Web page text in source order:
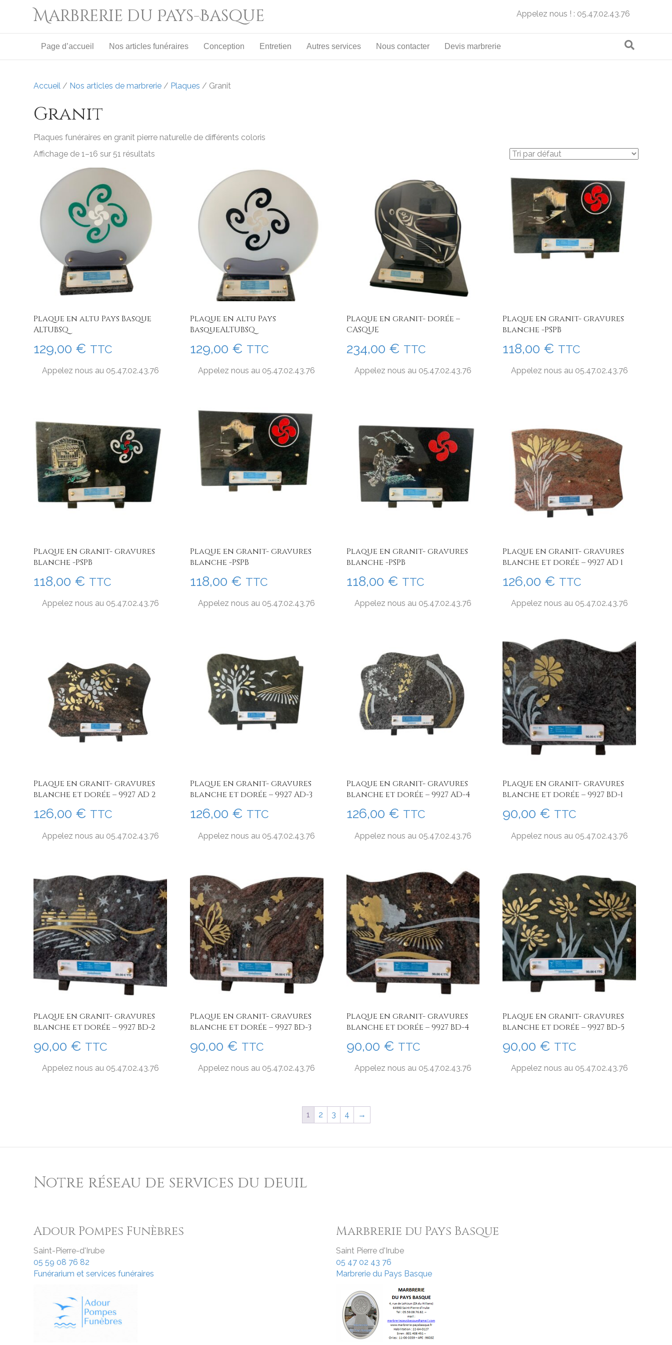
Marbrerie du Pays-Basque Appelez nous ! : 05.47.02.43.76
Page d’accueil Nos articles funéraires Conception Entretien Autres services Nous contacter Devis marbrerie
Accueil / Nos articles de marbrerie / Plaques / Granit
Granit
Plaques funéraires en granit pierre naturelle de différents coloris
Affichage de 1–16 sur 51 résultats
Plaque en altu Pays Basque
ALTUBSQ
129,00 € TTC
Appelez nous au 05.47.02.43.76
Plaque en altu Pays
BasqueALTUBSQ
129,00 € TTC
Appelez nous au 05.47.02.43.76
Plaque en granit- dorée –
CASQUE
234,00 € TTC
Appelez nous au 05.47.02.43.76
Plaque en granit- gravures
blanche -PSPB
118,00 € TTC
Appelez nous au 05.47.02.43.76
Plaque en granit- gravures
blanche -PSPB
118,00 € TTC
Appelez nous au 05.47.02.43.76
Plaque en granit- gravures
blanche -PSPB
118,00 € TTC
Appelez nous au 05.47.02.43.76
Plaque en granit- gravures
blanche -PSPB
118,00 € TTC
Appelez nous au 05.47.02.43.76
Plaque en granit- gravures
blanche et dorée – 9927 AD 1
126,00 € TTC
Appelez nous au 05.47.02.43.76
Plaque en granit- gravures
blanche et dorée – 9927 AD 2
126,00 € TTC
Appelez nous au 05.47.02.43.76
Plaque en granit- gravures
blanche et dorée – 9927 AD-3
126,00 € TTC
Appelez nous au 05.47.02.43.76
Plaque en granit- gravures
blanche et dorée – 9927 AD-4
126,00 € TTC
Appelez nous au 05.47.02.43.76
Plaque en granit- gravures
blanche et dorée – 9927 BD-1
90,00 € TTC
Appelez nous au 05.47.02.43.76
Plaque en granit- gravures
blanche et dorée – 9927 BD-2
90,00 € TTC
Appelez nous au 05.47.02.43.76
Plaque en granit- gravures
blanche et dorée – 9927 BD-3
90,00 € TTC
Appelez nous au 05.47.02.43.76
Plaque en granit- gravures
blanche et dorée – 9927 BD-4
90,00 € TTC
Appelez nous au 05.47.02.43.76
Plaque en granit- gravures
blanche et dorée – 9927 BD-5
90,00 € TTC
Appelez nous au 05.47.02.43.76
1 2 3 4 →
Notre réseau de services du deuil
Adour Pompes Funèbres
Saint-Pierre-d'Irube
05 59 08 76 82
Funérarium et services funéraires
Marbrerie du Pays Basque
Saint Pierre d'Irube
05 47 02 43 76
Marbrerie du Pays Basque